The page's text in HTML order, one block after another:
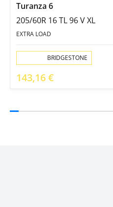
Turanza 6
205/60R 16 TL 96 V XL
EXTRA LOAD
BRIDGESTONE
143,16 €